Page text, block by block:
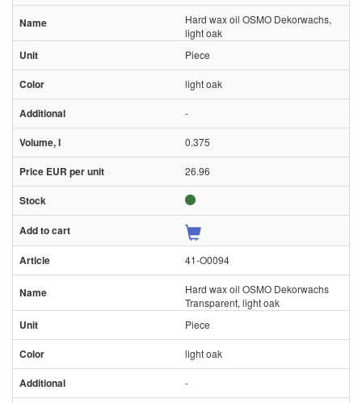
Hard wax oil OSMO Dekorwachs,
light oak
Piece
light oak
-
0.375
26.96
41-O0094
Hard wax oil OSMO Dekorwachs
Transparent, light oak
Piece
light oak
-